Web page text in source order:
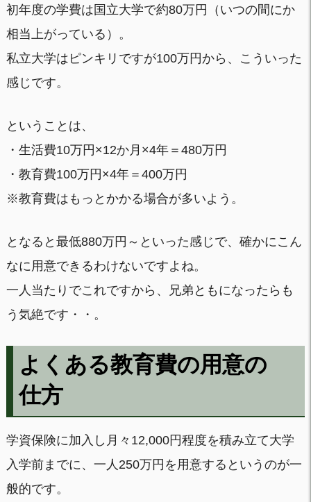
初年度の学費は国立大学で約80万円（いつの間にか
相当上がっている）。
私立大学はピンキリですが100万円から、こういった
感じです。
ということは、
・生活費10万円×12か月×4年＝480万円
・教育費100万円×4年＝400万円
※教育費はもっとかかる場合が多いよう。
となると最低880万円～といった感じで、確かにこん
なに用意できるわけないですよね。
一人当たりでこれですから、兄弟ともになったらも
う気絶です・・。
よくある教育費の用意の
仕方
学資保険に加入し月々12,000円程度を積み立て大学
入学前までに、一人250万円を用意するというのが一
般的です。